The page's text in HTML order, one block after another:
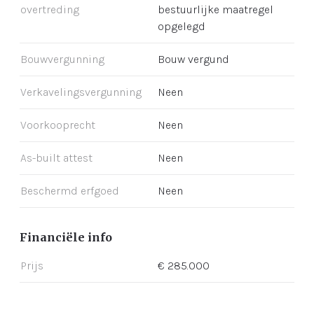
overtreding
bestuurlijke maatregel
opgelegd
Bouwvergunning Bouw vergund
Verkavelingsvergunning Neen
Voorkooprecht Neen
As-built attest Neen
Beschermd erfgoed Neen
Financiële info
Prijs € 285.000